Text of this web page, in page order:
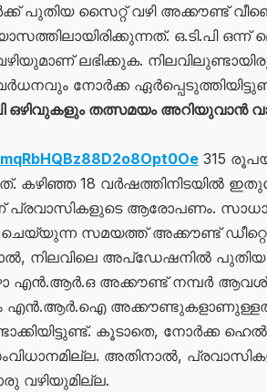
പു​തി​യ സൈ​റ്റ് വ​ഴി അ​ക്കൗ​ണ്ട്
ഒ.​ടി.​പി ഒ​ന്ന്
ല​ഭി​ക്കു​ക.
നോ​ർ​ക്ക
ഒഴിവുകളും തത്സമയം അറിയുവാൻ
315
ക​ഴി​ഞ്ഞ 18 വ​ർ​ഷ​ത്തി​നി​ട​യി​ൽ
പ്ര​വാ​സി​ക​ളു​ടെ ആ​രോ​പ​ണം.
സ​മ​യ​ത്ത് അ​ക്കൗ​ണ്ട്
നി​ല​വി​ലെ അ​പ്ഡേ​ഷ​നി​ൽ
എ​ൻ.​ആ​ർ.​ഒ അ​ക്കൗ​ണ്ട് ന​മ്പ​ർ
എ​ൻ.​ആ​ർ.​ഐ
കൂ​ടാ​തെ, നോ​ർ​ക്ക
അതിനാല്‍,
വഴിയുമില്ല.